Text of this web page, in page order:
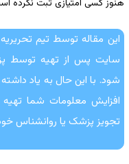
هنوز کسی امتیازی ثبت نکرده
این مقاله توسط تیم
سایت پس از تهیه توسط
شود. با این حال به یاد
افزایش معلومات شما
تجویز پزشک یا روانشناس